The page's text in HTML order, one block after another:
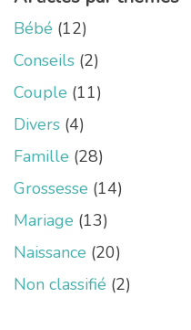
Bébé (12)
Conseils (2)
Couple (11)
Divers (4)
Famille (28)
Grossesse (14)
Mariage (13)
Naissance (20)
Non classifié (2)